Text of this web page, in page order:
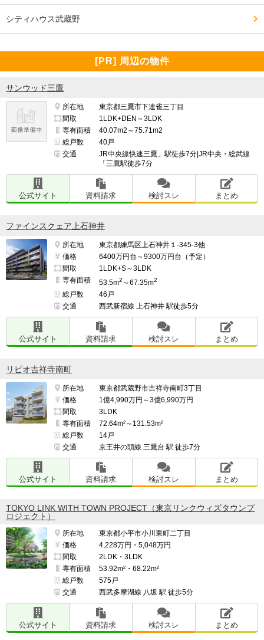
シティハウス武蔵野
[PR] 周辺の物件
サンウッド三鷹
所在地
東京都三鷹市下連雀三丁目
間取
1LDK+DEN～3LDK
専有面積
40.07m2～75.71m2
総戸数
40戸
交通
JR中央線快速三鷹」駅徒歩7分|JR中央・総武線
「三鷹駅徒歩7分
公式サイト 資料請求 検討スレ まとめ
ファインスクェア上石神井
所在地
東京都練馬区上石神井１-345-3他
価格
6400万円台～9300万円台（予定）
間取
1LDK+S～3LDK
専有面積
53.5m2 ～67.35m2
総戸数
46戸
交通
西武新宿線 上石神井 駅徒歩5分
公式サイト 資料請求 検討スレ まとめ
リビオ吉祥寺南町
所在地
東京都武蔵野市吉祥寺南町3丁目
価格
1億4,990万円～3億6,990万円
間取
3LDK
専有面積
72.64m²～131.53m²
総戸数
14戸
交通
京王井の頭線 三鷹台 駅 徒歩7分
公式サイト 資料請求 検討スレ まとめ
TOKYO LINK WITH TOWN PROJECT（東京リンクウィズタウンプ
ロジェクト）
所在地
東京都小平市小川東町二丁目
価格
4,228万円・5,048万円
間取
2LDK・3LDK
専有面積
53.92m²・68.22m²
総戸数
575戸
交通
西武多摩湖線 八坂 駅 徒歩5分
公式サイト 資料請求 検討スレ まとめ